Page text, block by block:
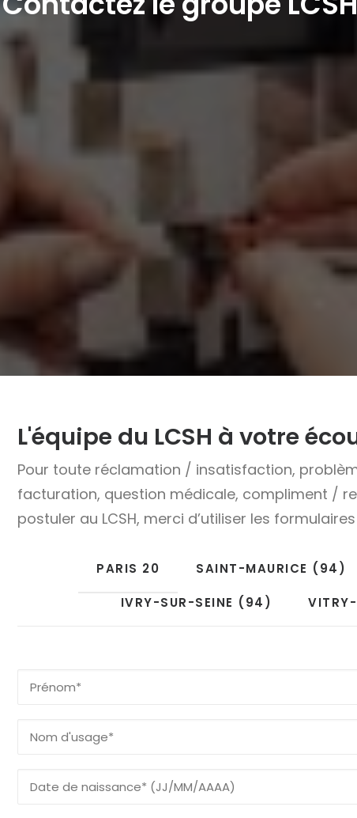
L'équipe du LCSH à votre
Pour toute réclamation / insatisfaction,
facturation, question médicale, compliment /
postuler au LCSH, merci d’utiliser les
PARIS 20 SAINT-MAURICE (94)
IVRY-SUR-SEINE (94)